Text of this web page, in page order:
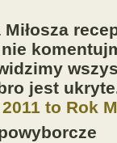
jest
to Rok